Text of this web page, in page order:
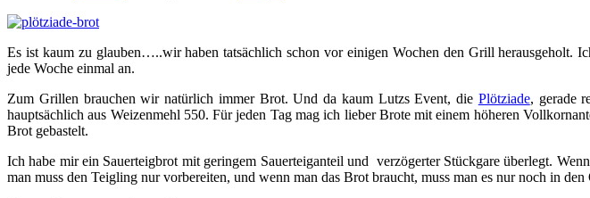
Es ist kaum zu glauben…..wir haben tatsächlich schon vor einigen Wochen den Grill herausgeholt.
jede Woche einmal an.
Zum Grillen brauchen wir natürlich immer Brot. Und da kaum Lutzs Event, die Plötziade, gerade
hauptsächlich aus Weizenmehl 550. Für jeden Tag mag ich lieber Brote mit einem höheren
Brot gebastelt.
Ich habe mir ein Sauerteigbrot mit geringem Sauerteiganteil und verzögerter Stückgare überlegt.
man muss den Teigling nur vorbereiten, und wenn man das Brot braucht, muss man es nur noch in den